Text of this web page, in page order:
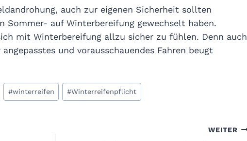
auch zur eigenen Sicherheit sollten
Sommer- auf Winterbereifung gewechselt haben.
mit Winterbereifung allzu sicher zu fühlen. Denn auch
und vorausschauendes Fahren beugt
#winterreifen #Winterreifenpflicht
WEITER